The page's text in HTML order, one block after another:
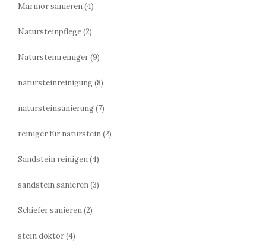
Marmor sanieren(4)
Natursteinpflege(2)
Natursteinreiniger(9)
natursteinreinigung(8)
natursteinsanierung(7)
reiniger für naturstein(2)
Sandstein reinigen(4)
sandstein sanieren(3)
Schiefer sanieren(2)
stein doktor(4)